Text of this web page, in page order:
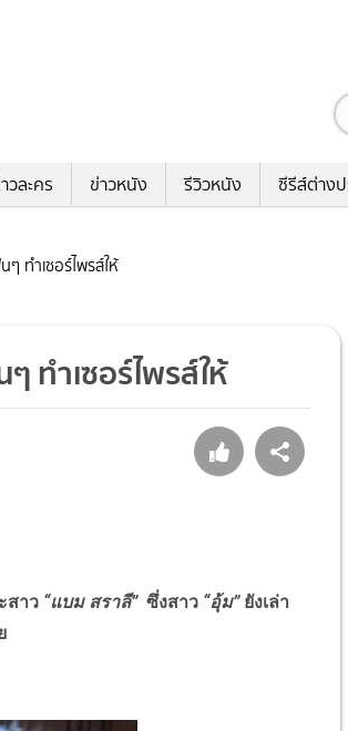
วละคร ข่าวหนัง รีวิวหนัง ซีรีส์ต่างป
ทำเซอร์ไพรส์ให้
ทำเซอร์ไพรส์ให้
สาว “แบม สราลี”ซึ่งสาว “อุ้ม” ยังเล่า